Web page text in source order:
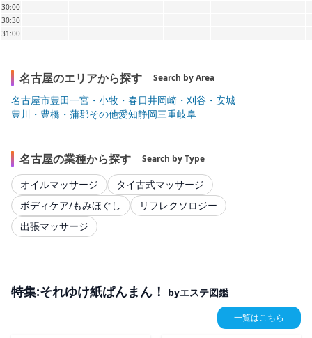
30:00
30:30
31:00
名古屋のエリアから探す Search by Area
名古屋市豊田一宮・小牧・春日井岡崎・刈谷・安城
豊川・豊橋・蒲郡その他愛知静岡三重岐阜
名古屋の業種から探す Search by Type
オイルマッサージ
タイ古式マッサージ
ボディケア/もみほぐし
リフレクソロジー
出張マッサージ
特集:それゆけ紙ぱんまん！ byエステ図鑑
一覧はこちら